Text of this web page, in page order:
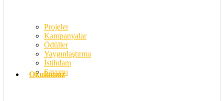
Projeler
Kampanyalar
Ödüller
Yaygınlaştırma
İstihdam
Savunu
Okulumuz